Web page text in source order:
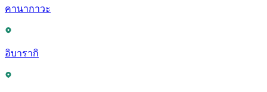
คานากาวะ
อิบารากิ